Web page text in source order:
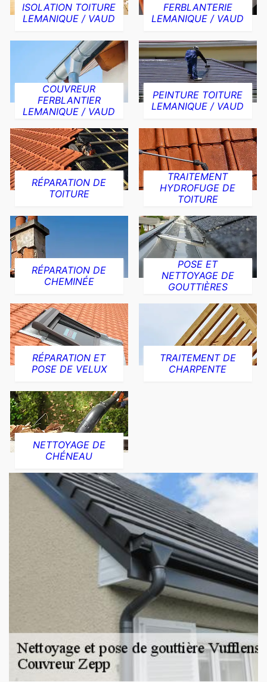
ISOLATION TOITURE
LEMANIQUE / VAUD
FERBLANTERIE
LEMANIQUE / VAUD
COUVREUR
FERBLANTIER
LEMANIQUE / VAUD
PEINTURE TOITURE
LEMANIQUE / VAUD
RÉPARATION DE
TOITURE
TRAITEMENT
HYDROFUGE DE
TOITURE
RÉPARATION DE
CHEMINÉE
POSE ET
NETTOYAGE DE
GOUTTIÈRES
RÉPARATION ET
POSE DE VELUX
TRAITEMENT DE
CHARPENTE
NETTOYAGE DE
CHÉNEAU